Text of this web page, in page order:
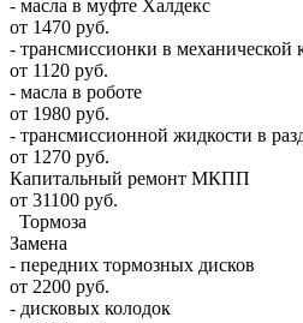
- масла в муфте Халдекс
от 1470 руб.
- трансмиссионки в
от 1120 руб.
- масла в роботе
от 1980 руб.
- трансмиссионной жидкости в
от 1270 руб.
Капитальный ремонт МКПП
от 31100 руб.
Тормоза
Замена
- передних тормозных дисков
от 2200 руб.
- дисковых колодок